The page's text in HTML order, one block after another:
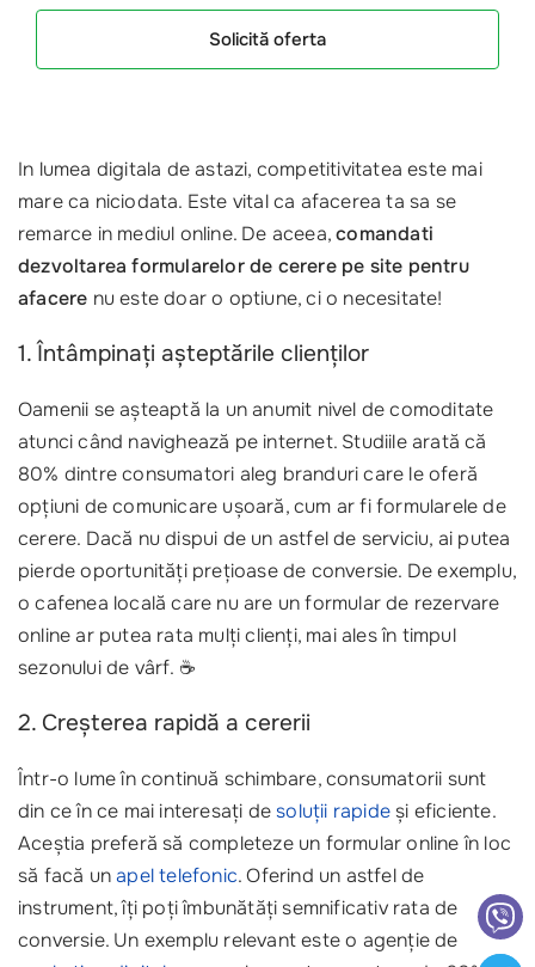
Solicită oferta
In lumea digitala de astazi, competitivitatea este mai
mare ca niciodata. Este vital ca afacerea ta sa se
remarce in mediul online. De aceea,comandati
dezvoltarea formularelor de cerere pe site pentru
afacere nu este doar o optiune, ci o necesitate!
1. Întâmpinați așteptările clienților
Oamenii se așteaptă la un anumit nivel de comoditate
atunci când navighează pe internet. Studiile arată că
80% dintre consumatori aleg branduri care le oferă
opțiuni de comunicare ușoară, cum ar fi formularele de
cerere. Dacă nu dispui de un astfel de serviciu, ai putea
pierde oportunități prețioase de conversie. De exemplu,
o cafenea locală care nu are un formular de rezervare
online ar putea rata mulți clienți, mai ales în timpul
sezonului de vârf. ☕
2. Creșterea rapidă a cererii
Într-o lume în continuă schimbare, consumatorii sunt
din ce în ce mai interesați desoluții rapideși eficiente.
Aceștia preferă să completeze un formular online în loc
să facă unapel telefonic. Oferind un astfel de
instrument, îți poți îmbunătăți semnificativ rata de
conversie. Un exemplu relevant este o agenție de